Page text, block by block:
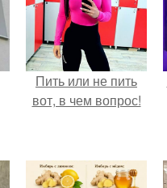
Пить или не пить
вот, в чем вопрос!